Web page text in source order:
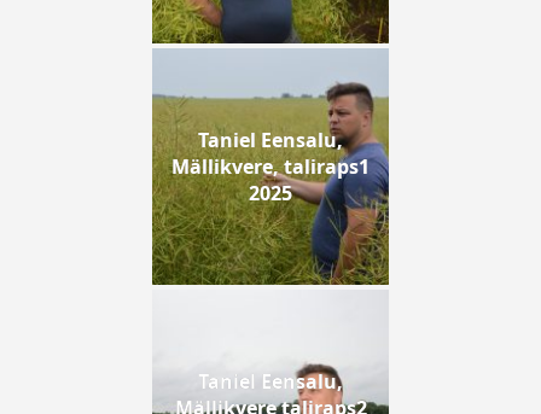
Taniel Eensalu,
Mällikvere, taliraps1
2025
Taniel Eensalu,
Mällikvere taliraps2